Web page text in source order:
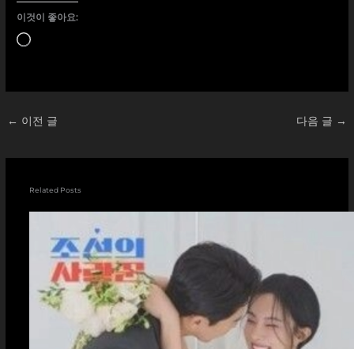
이것이 좋아요:
로
← 이전 글 다음 글 →
Related Posts